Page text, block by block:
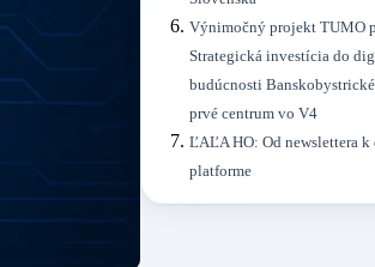
Výnimočný projekt TUMO
Strategická investícia do
budúcnosti
prvé centrum vo V4
ĽAĽA HO: Od newslettera
platforme